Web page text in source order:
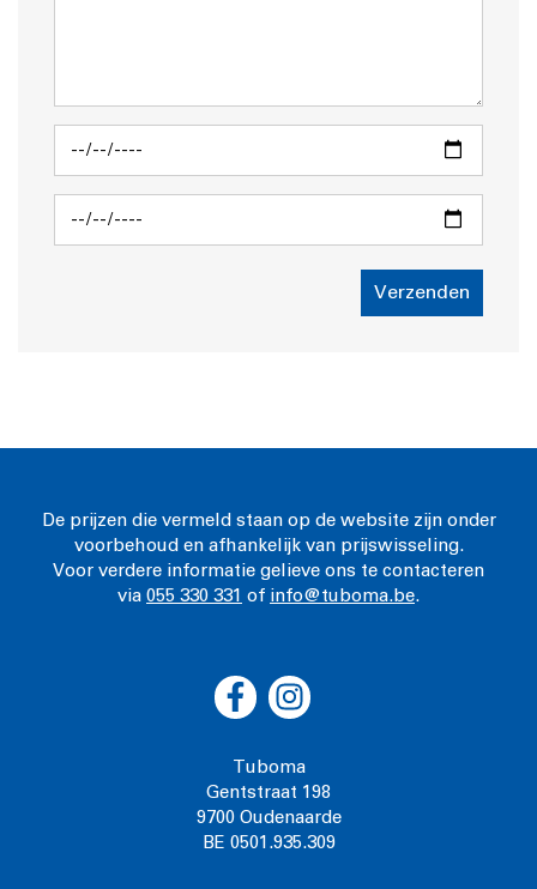
Verzenden
De prijzen die vermeld staan op de website zijn onder
voorbehoud en afhankelijk van prijswisseling.
Voor verdere informatie gelieve ons te contacteren
via 055 330 331 of info@tuboma.be.
Tuboma
Gentstraat 198
9700 Oudenaarde
BE 0501.935.309